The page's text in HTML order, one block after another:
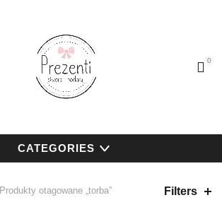
0
CATEGORIES
Produkty otagowane „torba” Filters